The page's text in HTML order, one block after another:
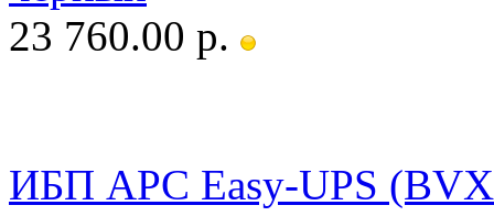
23 760.00 р.
ИБП APC Easy-UPS